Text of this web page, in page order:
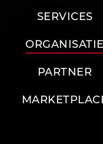
SERVICES
ORGANISATIE
PARTNER